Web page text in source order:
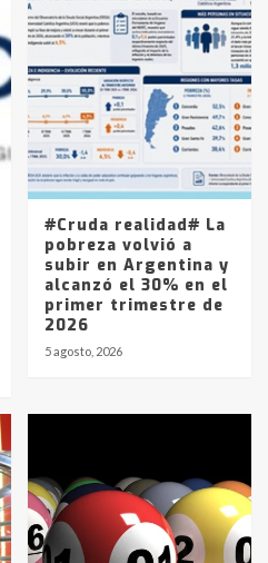
Ruta 5: falleció un
Lauquen
de los combustibles en
YPF hasta Axion
pesos
#Cruda realidad# La
pobreza volvió a
subir en Argentina y
alcanzó el 30% en el
primer trimestre de
2026
5 agosto, 2026